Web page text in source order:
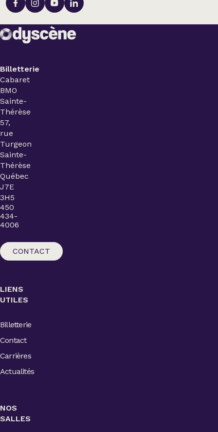
Billetterie
Cabaret
BMO
Sainte-
Thérèse
57,
rue
Turgeon
Sainte-
Thérèse
Québec
J7E
3H5
450
434-
4006
CONTACT
LIENS
UTILES
Billetterie
Contact
Carrières
Actualités
NOS
SALLES